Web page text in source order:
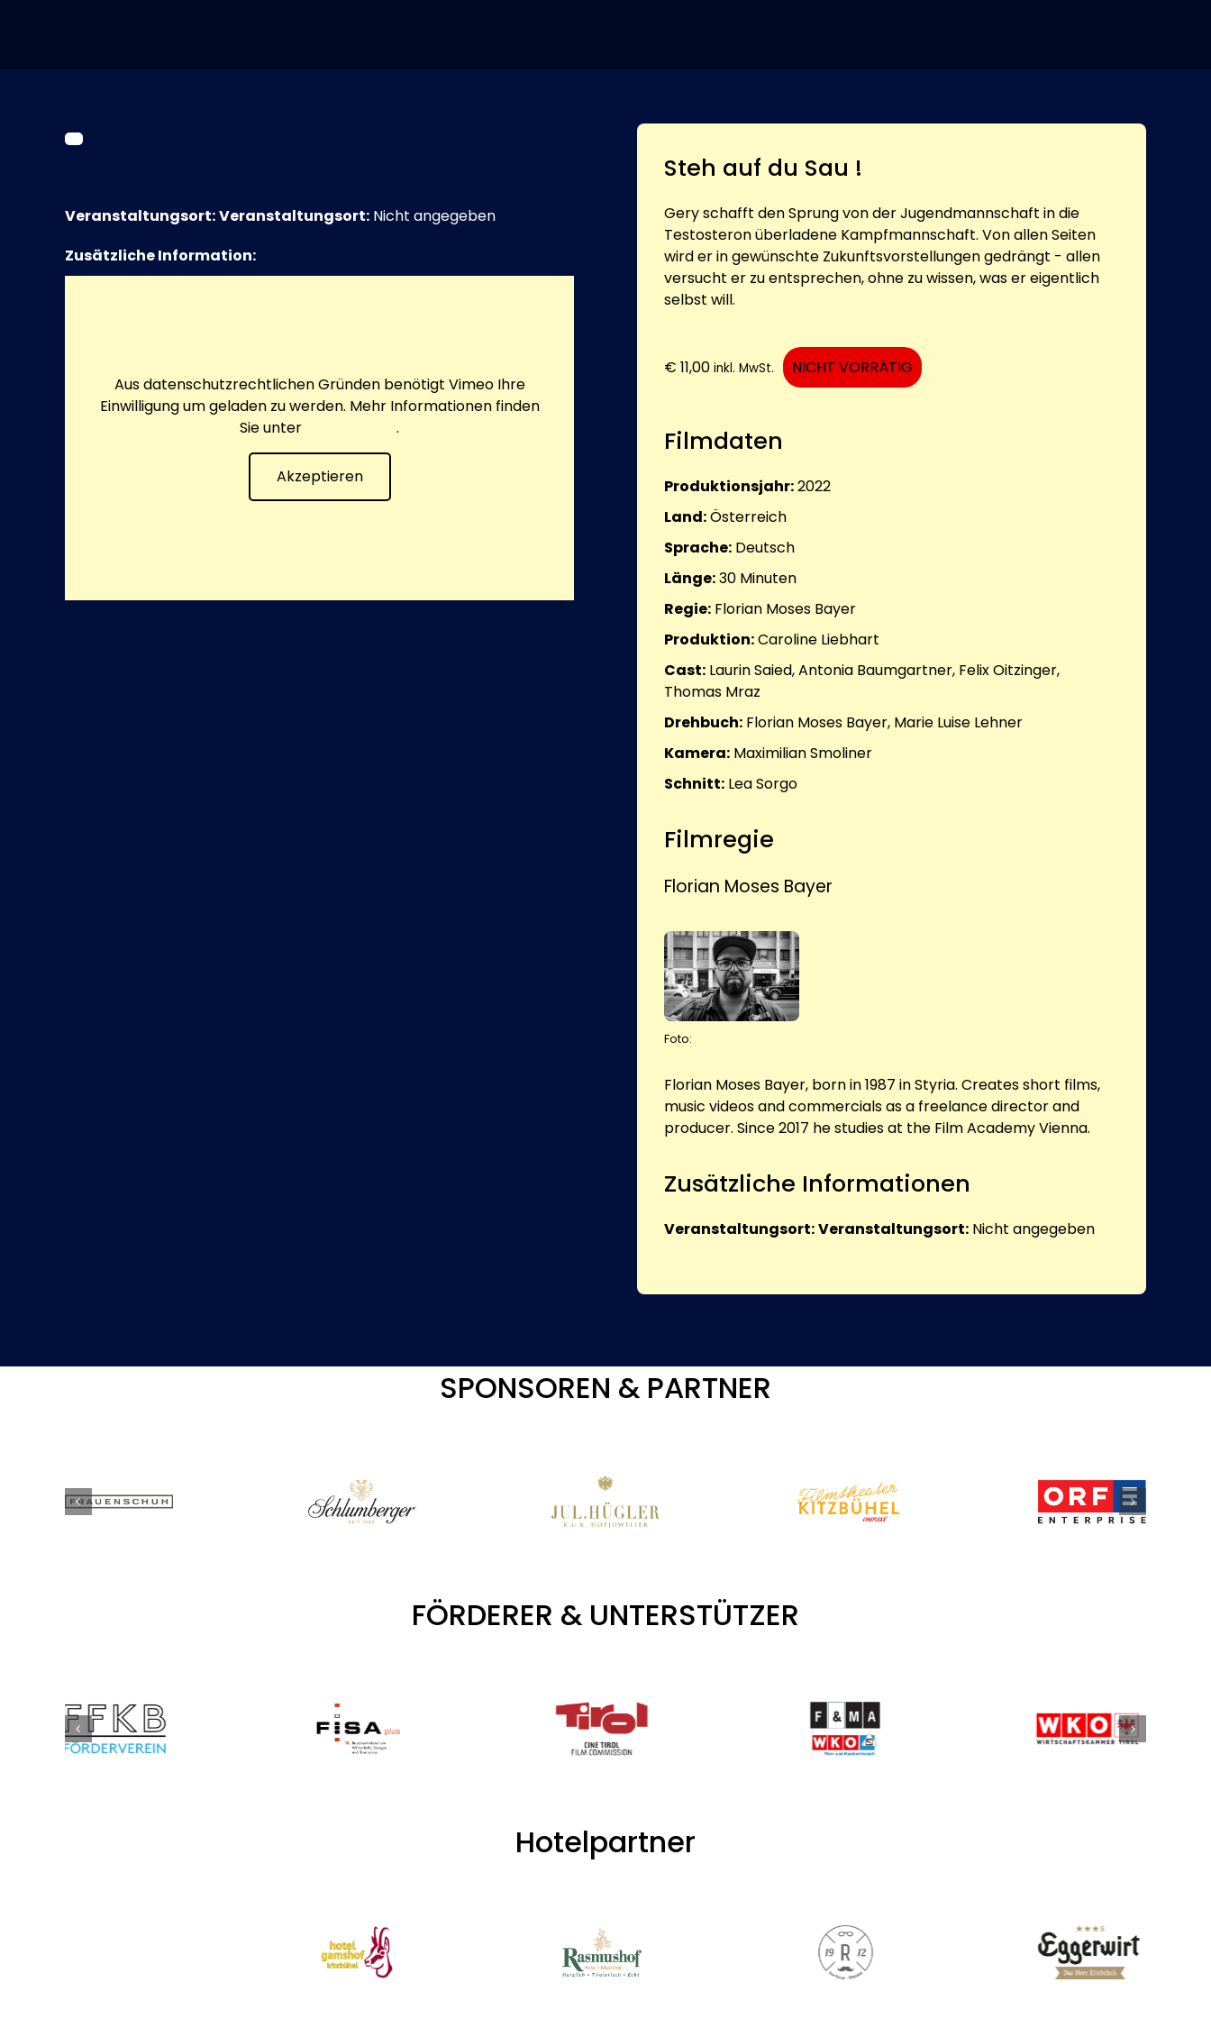
Veranstaltungsort:Veranstaltungsort: Nicht angegeben
Zusätzliche Information:
Aus datenschutzrechtlichen Gründen benötigt Vimeo Ihre
Einwilligung um geladen zu werden. Mehr Informationen finden
Sie unter
.
Akzeptieren
Steh auf du Sau !
Gery schafft den Sprung von der Jugendmannschaft in die
Testosteron überladene Kampfmannschaft. Von allen Seiten
wird er in gewünschte Zukunftsvorstellungen gedrängt - allen
versucht er zu entsprechen, ohne zu wissen, was er eigentlich
selbst will.
€ 11,00 inkl. MwSt. NICHT VORRÄTIG
Filmdaten
Produktionsjahr:2022
Land:Österreich
Sprache: Deutsch
Länge:30 Minuten
Regie: Florian Moses Bayer
Produktion:Caroline Liebhart
Cast: Laurin Saied, Antonia Baumgartner, Felix Oitzinger,
Thomas Mraz
Drehbuch: Florian Moses Bayer, Marie Luise Lehner
Kamera: Maximilian Smoliner
Schnitt: Lea Sorgo
Filmregie
Florian Moses Bayer
Foto:
Florian Moses Bayer, born in 1987 in Styria. Creates short films,
music videos and commercials as a freelance director and
producer. Since 2017 he studies at the Film Academy Vienna.
Zusätzliche Informationen
Veranstaltungsort:Veranstaltungsort: Nicht angegeben
SPONSOREN & PARTNER
FÖRDERER & UNTERSTÜTZER
Hotelpartner